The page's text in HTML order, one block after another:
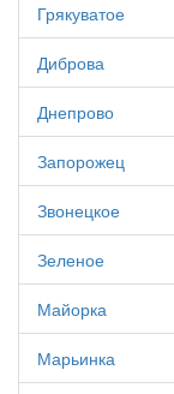
Грякуватое
Диброва
Днепрово
Запорожец
Звонецкое
Зеленое
Майорка
Марьинка